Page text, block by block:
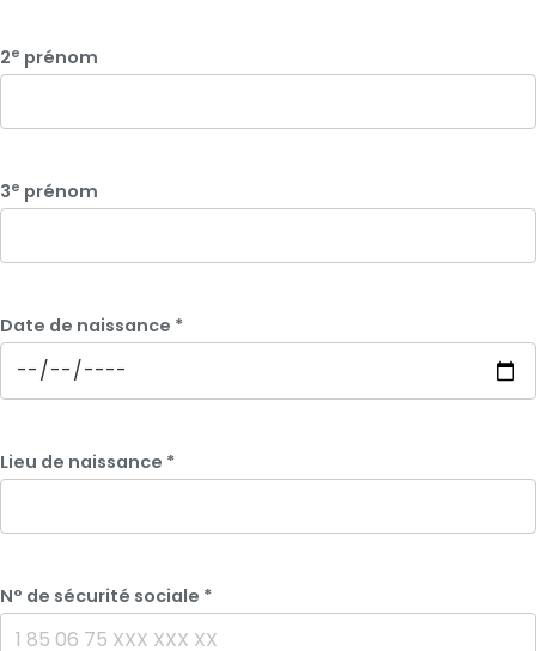
2e prénom
3e prénom
Date de naissance *
Lieu de naissance *
N° de sécurité sociale *